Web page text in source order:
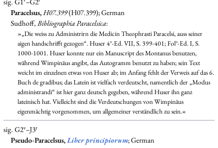
sig. G1 –G2
Paracelsus,H07.399(H07.399); German
Sudhoff,Bibliographia Paracelsica:
»„Die weiss zu Administrirn die Medicin Theophrasti Paracelsi, auss seiner
aigen handschrifft gezogen“. Huser 4°-Ed. VII, S. 399-401; Fol°-Ed. I, S.
1000-1001. Huser konnte nur ein Manuscript des Montanus benutzen,
während Wimpinäus angibt, das Autogramm benutzt zu haben; sein Text
weicht im einzelnen etwas von Huser ab; im Anfang fehlt der Verweis auf das 6.
Buch de gradibus; das Latein ist vielfach verdeutscht, namentlich der „Modus
administrandi“ ist hier ganz deutsch gegeben, während Huser ihn ganz
lateinisch hat. Vielleicht sind die Verdeutschungen von Wimpinäus
eigenmächtig vorgenommen, um allgemeiner verständlich zu sein.«
sig. G2v–J3r
Pseudo-Paracelsus,Liber principiorum; German